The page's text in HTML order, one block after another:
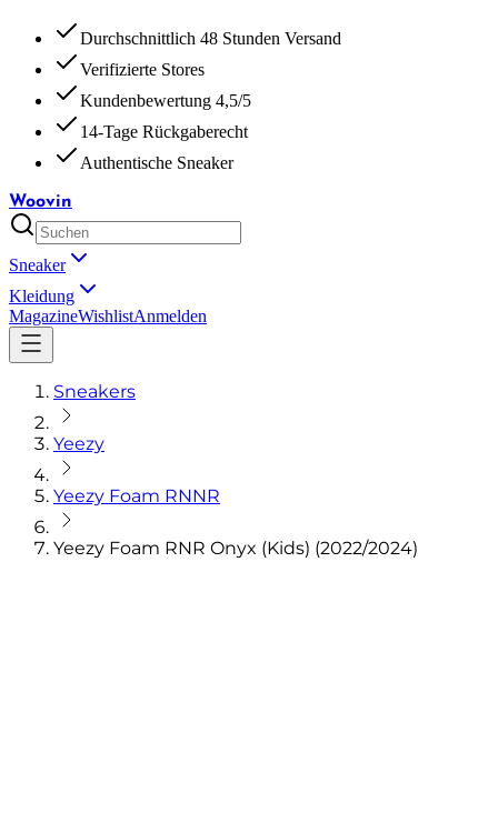
Durchschnittlich 48 Stunden Versand
Verifizierte Stores
Kundenbewertung 4,5/5
14-Tage Rückgaberecht
Authentische Sneaker
Woovin
Sneaker
Kleidung
MagazineWishlistAnmelden
Sneakers
Yeezy
Yeezy Foam RNNR
Yeezy Foam RNR Onyx (Kids) (2022/2024)